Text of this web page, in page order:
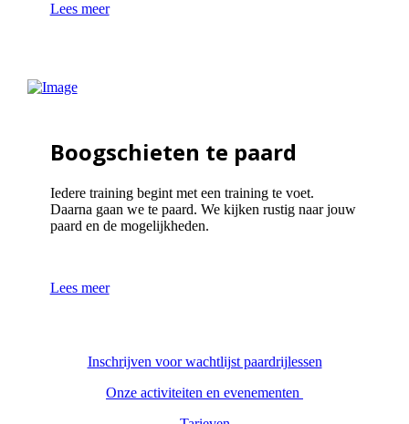
Lees meer
Boogschieten te paard
Iedere training begint met een training te voet.
Daarna gaan we te paard. We kijken rustig naar jouw
paard en de mogelijkheden.
Lees meer
Inschrijven voor wachtlijst paardrijlessen
Onze activiteiten en evenementen